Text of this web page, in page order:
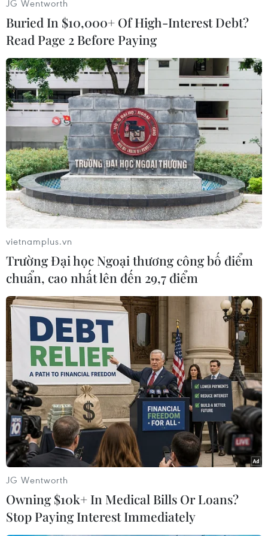
ngày 22/4/2020./.
(TTXVN/Vietnam+)
#vận tải hành khách
#họp Thường trực Chính phủ
#COVID-19
#phòng chống dịch
#Bộ Giao thông Vận tải
Theo dõi VietnamPlus
TIN LIÊN QUAN
JG Wentworth
Buried In $10,000+ Of High-Interest Debt?
Read Page 2 Before Paying
vietnamplus.vn
Trường Đại học Ngoại thương công bố điểm
chuẩn, cao nhất lên đến 29,7 điểm
JG Wentworth
Owning $10k+ In Medical Bills Or Loans?
Stop Paying Interest Immediately